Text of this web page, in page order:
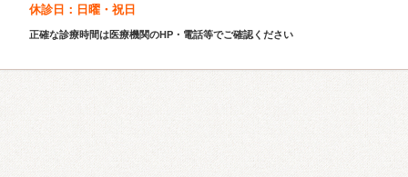
休診日：日曜・祝日
正確な診療時間は医療機関のHP・電話等でご確認ください